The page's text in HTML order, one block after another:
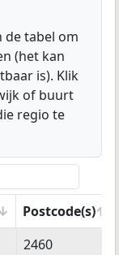
de tabel om
(het kan
is). Klik
of buurt
regio te
Postcode(s)
Postcode(s)
2460